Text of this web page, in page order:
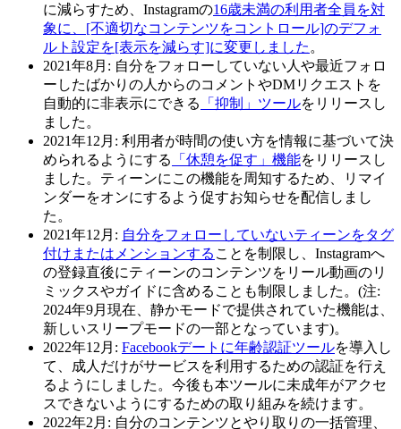
に減らすため、Instagramの16歳未満の利用者全員を対
象に、[不適切なコンテンツをコントロール]のデフォ
ルト設定を[表示を減らす]に変更しました 。
2021年8月: 自分をフォローしていない人や最近フォロ
ーしたばかりの人からのコメントやDMリクエストを
自動的に非表示にできる
「抑制」ツールをリリースし
ました。
2021年12月: 利用者が時間の使い方を情報に基づいて決
められるようにする
「休憩を促す」機能をリリースし
ました。ティーンにこの機能を周知するため、リマイ
ンダーをオンにするよう促すお知らせを配信しまし
た。
2021年12月 : 自分をフォローしていないティーンをタグ
付けまたはメンションする ことを制限し、Instagramへ
の登録直後にティーンのコンテンツをリール動画のリ
ミックスやガイドに含めることも制限しました。(注:
2024年9月現在、静かモードで提供されていた機能は、
新しいスリープモードの一部となっています)。
2022年12月 : Facebookデートに年齢認証ツールを導入し
て、成人だけがサービスを利用するための認証を行え
るようにしました。今後も本ツールに未成年がアクセ
スできないようにするための取り組みを続けます。
2022年2月 : 自分のコンテンツとやり取りの一括管理、